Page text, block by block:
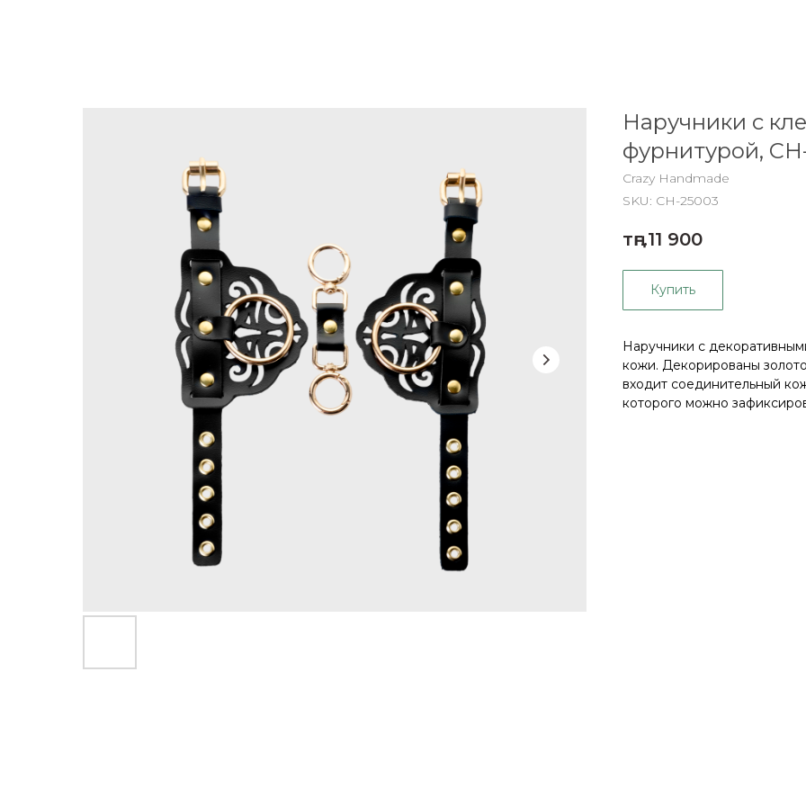
Наручники с
фурнитурой,
Crazy Handmade
SKU: CH-25003
тңг.11 900
Купить
Наручники с
кожи. Декорированы
входит соединительный
которого можно